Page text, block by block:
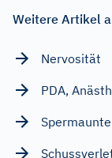
Weitere Artikel
Nervosität
PDA,